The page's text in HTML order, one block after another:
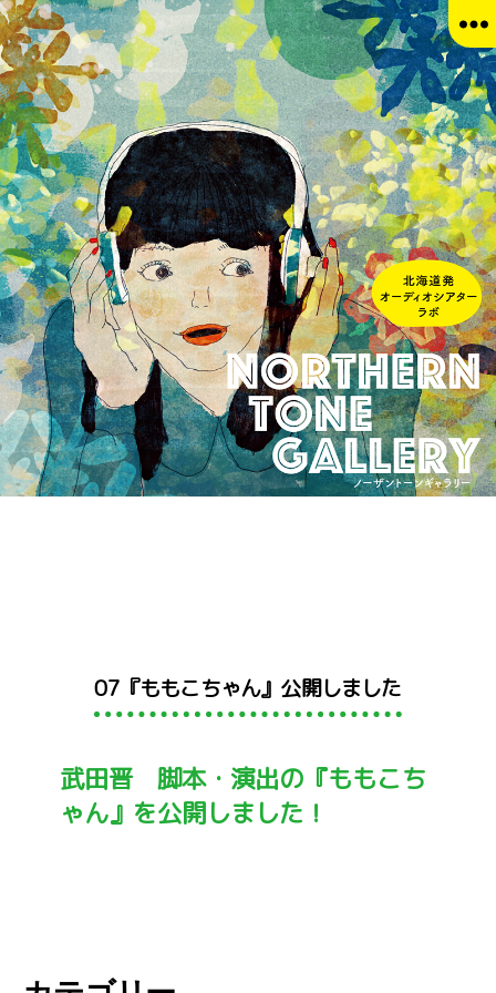
カ
テ
ー
07『ももこちゃん』公開しました
武田晋 脚本・演出の『ももこち
ゃん』を公開しました！